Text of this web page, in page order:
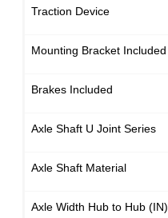
Traction Device
Mounting Bracket Included
Brakes Included
Axle Shaft U Joint Series
Axle Shaft Material
Axle Width Hub to Hub (IN)